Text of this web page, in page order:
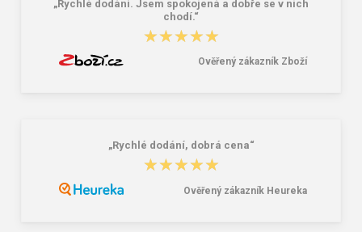
„Rychlé dodání. Jsem spokojená a dobře se v nich
chodí.“
★★★★★
★★★★★
Ověřený zákazník Zboží
„Rychlé dodání, dobrá cena“
★★★★★
★★★★★
Ověřený zákazník Heureka